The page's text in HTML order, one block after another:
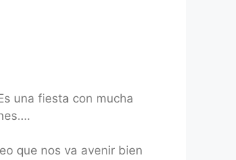
una fiesta con mucha
que nos va avenir bien